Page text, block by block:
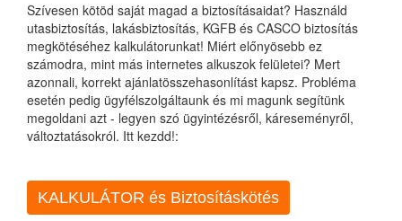
Szívesen kötöd saját magad a biztosításaidat? Használd
utasbiztosítás, lakásbiztosítás, KGFB és CASCO biztosítás
megkötéséhez kalkulátorunkat! Miért előnyösebb ez
számodra, mint más internetes alkuszok felületei? Mert
azonnali, korrekt ajánlatösszehasonlítást kapsz. Probléma
esetén pedig ügyfélszolgáltaunk és mi magunk segítünk
megoldani azt - legyen szó ügyintézésről, káreseményről,
változtatásokról. Itt kezdd!:
KALKULÁTOR és Biztosításkötés